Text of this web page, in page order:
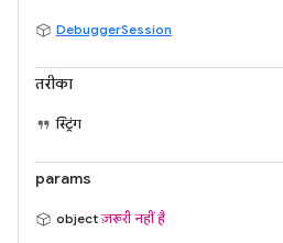
DebuggerSession
तरीका
स्ट्रिंग
params
objectज़रूरी नहीं है